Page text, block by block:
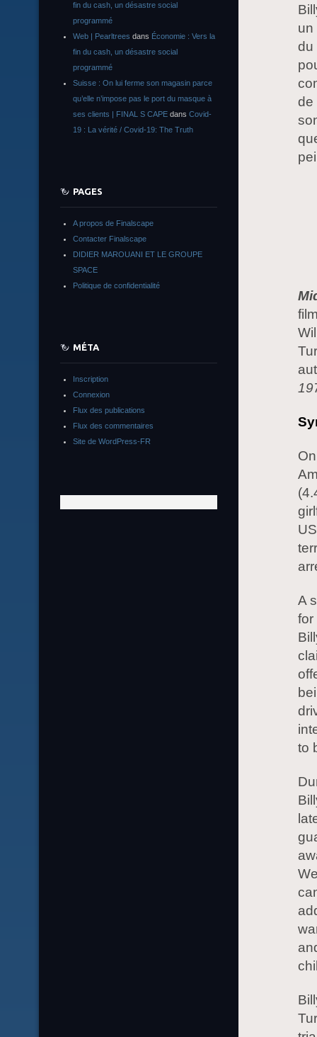
un
du
de
A
for
to
fin du cash, un désastre social
programmé
Web | Pearltrees dans Économie : Vers la
fin du cash, un désastre social
programmé
Suisse : On lui ferme son magasin parce
qu’elle n’impose pas le port du masque à
ses clients | FINAL S CAPE dans Covid-
19 : La vérité / Covid-19: The Truth
PAGES
A propos de Finalscape
Contacter Finalscape
DIDIER MAROUANI ET LE GROUPE
SPACE
Politique de confidentialité
MÉTA
Inscription
Connexion
Flux des publications
Flux des commentaires
Site de WordPress-FR